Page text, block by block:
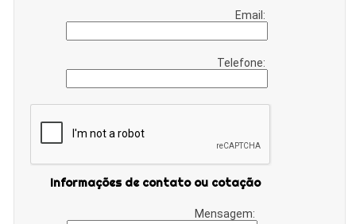
Email:
Telefone:
Informações de contato ou cotação
Mensagem: